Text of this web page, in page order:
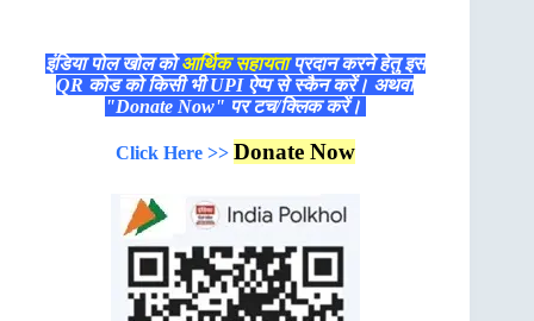
इंडिया पोल खोल कोआर्थिक सहायताप्रदान करने हेतु इस
QR कोड को किसी भी UPI ऐप्प से स्कैन करें। अथवा
"Donate Now" पर टच/क्लिक करें।
Click Here >> Donate Now